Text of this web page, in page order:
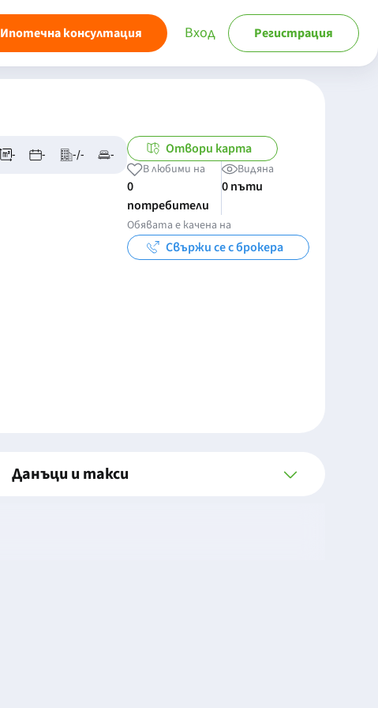
Ипотечна консултация Вход Регистрация
- - -/- - Отвори карта
В любими на
0
потребители
Видяна
0 пъти
Обявата е качена на
Свържи се с брокера
Данъци и такси